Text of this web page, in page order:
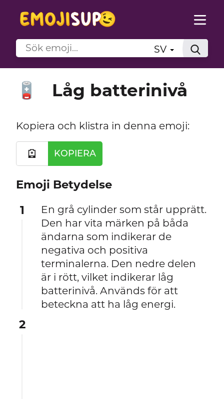
SV
🪫 Låg batterinivå
Kopiera och klistra in denna emoji:
🪫 KOPIERA
Emoji Betydelse
1
En grå cylinder som står upprätt.
Den har vita märken på båda
ändarna som indikerar de
negativa och positiva
terminalerna. Den nedre delen
är i rött, vilket indikerar låg
batterinivå. Används för att
beteckna att ha låg energi.
2